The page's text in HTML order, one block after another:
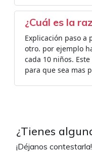
¿Cuál es la
Explicación paso a
otro. por ejemplo
cada 10 niños.
para que sea mas
¿Tienes
¡Déjanos contestarla!